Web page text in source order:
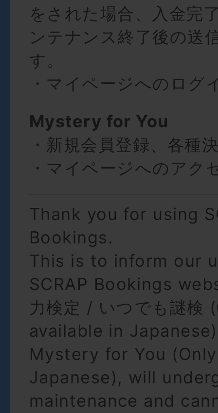
をされた場合、入金完
ンテナンス終了後の送
す。
・マイページへのログ
Mystery for You
・新規会員登録、各種
・マイページへのアク
Thank you for using
Bookings.
This is to inform our
SCRAP Bookings
力検定 / いつでも謎検
available in
Mystery for You
Japanese), will
maintenance and